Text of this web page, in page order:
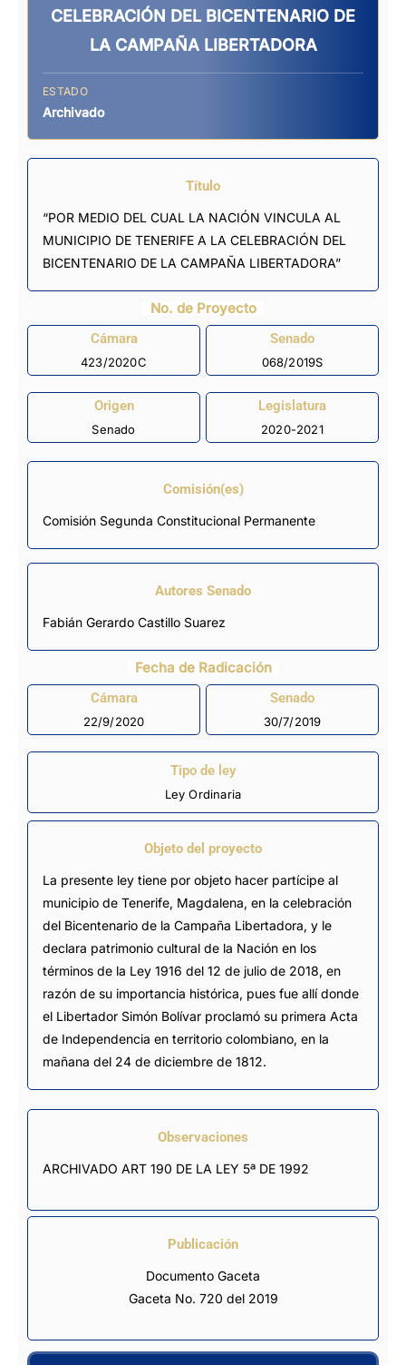
CELEBRACIÓN DEL BICENTENARIO DE
LA CAMPAÑA LIBERTADORA
ESTADO
Archivado
Título
“POR MEDIO DEL CUAL LA NACIÓN VINCULA AL
MUNICIPIO DE TENERIFE A LA CELEBRACIÓN DEL
BICENTENARIO DE LA CAMPAÑA LIBERTADORA”
No. de Proyecto
Cámara
423/2020C
Senado
068/2019S
Origen
Senado
Legislatura
2020-2021
Comisión(es)
Comisión Segunda Constitucional Permanente
Autores Senado
Fabián Gerardo Castillo Suarez
Fecha de Radicación
Cámara
22/9/2020
Senado
30/7/2019
Tipo de ley
Ley Ordinaria
Objeto del proyecto
La presente ley tiene por objeto hacer partícipe al
municipio de Tenerife, Magdalena, en la celebración
del Bicentenario de la Campaña Libertadora, y le
declara patrimonio cultural de la Nación en los
términos de la Ley 1916 del 12 de julio de 2018, en
razón de su importancia histórica, pues fue allí donde
el Libertador Simón Bolívar proclamó su primera Acta
de Independencia en territorio colombiano, en la
mañana del 24 de diciembre de 1812.
Observaciones
ARCHIVADO ART 190 DE LA LEY 5ª DE 1992
Publicación
Documento Gaceta
Gaceta No. 720 del 2019